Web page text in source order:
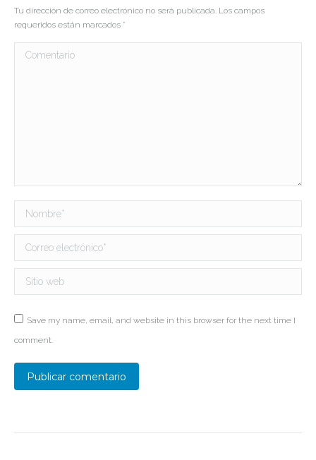
Tu dirección de correo electrónico no será publicada. Los campos
requeridos están marcados *
Comentario
Nombre *
Correo electrónico *
Sitio web
Save my name, email, and website in this browser for the next time I
comment.
Publicar comentario